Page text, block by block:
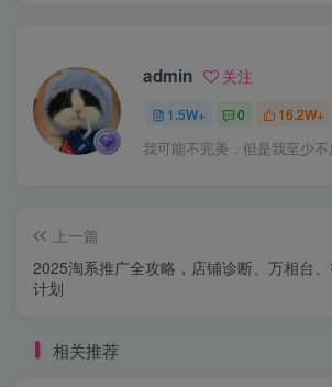
admin 关注
1.5W+ 0 16.2W+
我可能不完美，但是我至少不
上一篇
2025淘系推广全攻略，店铺诊断、万相台
计划
相关推荐